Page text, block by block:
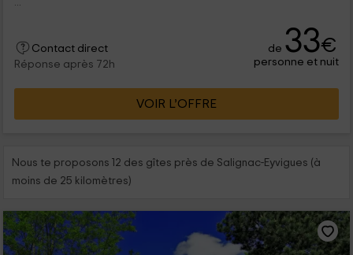
Contact direct
Réponse après 72h
de 33€
personne et nuit
VOIR L’OFFRE
Nous te proposons 12 des gîtes près de Salignac-Eyvigues (à
moins de 25 kilomètres)